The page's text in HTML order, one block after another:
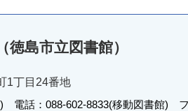
島市立図書館）
1丁目24番地
) 電話：088-602-8833(移動図書館)